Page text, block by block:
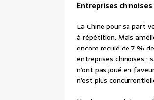
Entreprises
La Chine pour sa part
à répétition. Mais
encore reculé de 7 %
entreprises chinoises :
n’ont pas joué en
n’est plus